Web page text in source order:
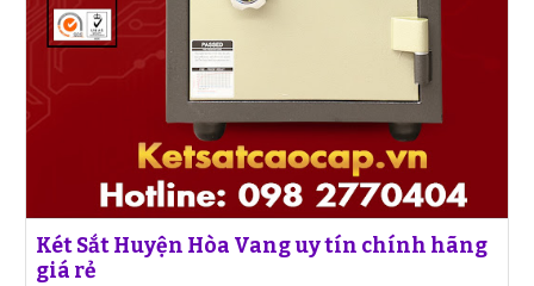
Két Sắt Huyện Hòa Vang uy tín chính hãng
giá rẻ